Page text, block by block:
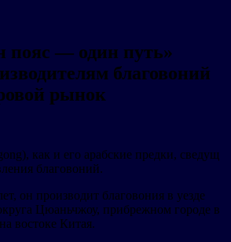
пояс — один путь»
благовоний
рынок
как и его арабские предки, сведущ
благовоний.
он производит благовония в уезде
Цюаньчжоу, прибрежном городе в
востоке Китая.